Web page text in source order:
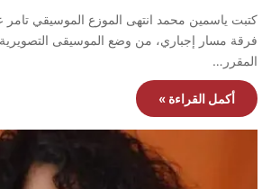
كتبت ياسمين محمد انتهى الموزع الموسيقي
فرقة مسار إجباري، من وضع الموسيقى التصويرية
المقرر…
أكمل القراءة »